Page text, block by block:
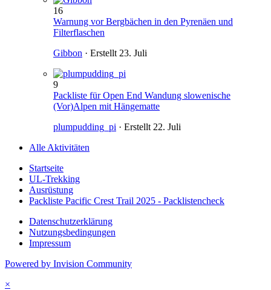
16
Warnung vor Bergbächen in den Pyrenäen und
Filterflaschen
Gibbon · Erstellt 23. Juli
9
Packliste für Open End Wandung slowenische
(Vor)Alpen mit Hängematte
plumpudding_pi · Erstellt 22. Juli
Alle Aktivitäten
Startseite
UL-Trekking
Ausrüstung
Packliste Pacific Crest Trail 2025 - Packlistencheck
Datenschutzerklärung
Nutzungsbedingungen
Impressum
Powered by Invision Community
×